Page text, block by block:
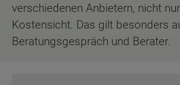
verschiedenen Anbietern, nicht
Kostensicht. Das gilt besonders
Beratungsgespräch und Berater.